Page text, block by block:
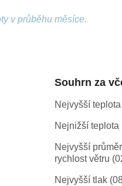
v průběhu měsíce.
Souhrn za
Nejvyšší
Nejnižší teplota
Nejvyšší
rychlost větru
Nejvyšší tlak